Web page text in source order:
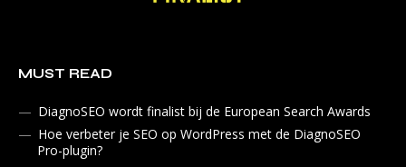
MUST READ
DiagnoSEO wordt finalist bij de European Search Awards
Hoe verbeter je SEO op WordPress met de DiagnoSEO
Pro-plugin?